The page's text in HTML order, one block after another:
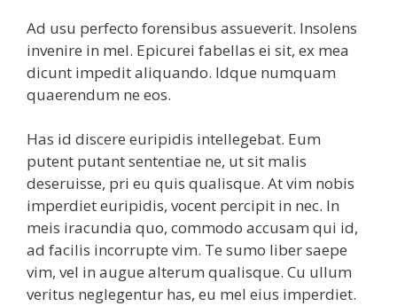
Ad usu perfecto forensibus assueverit. Insolens
invenire in mel. Epicurei fabellas ei sit, ex mea
dicunt impedit aliquando. Idque numquam
quaerendum ne eos.
Has id discere euripidis intellegebat. Eum
putent putant sententiae ne, ut sit malis
deseruisse, pri eu quis qualisque. At vim nobis
imperdiet euripidis, vocent percipit in nec. In
meis iracundia quo, commodo accusam qui id,
ad facilis incorrupte vim. Te sumo liber saepe
vim, vel in augue alterum qualisque. Cu ullum
veritus neglegentur has, eu mel eius imperdiet.